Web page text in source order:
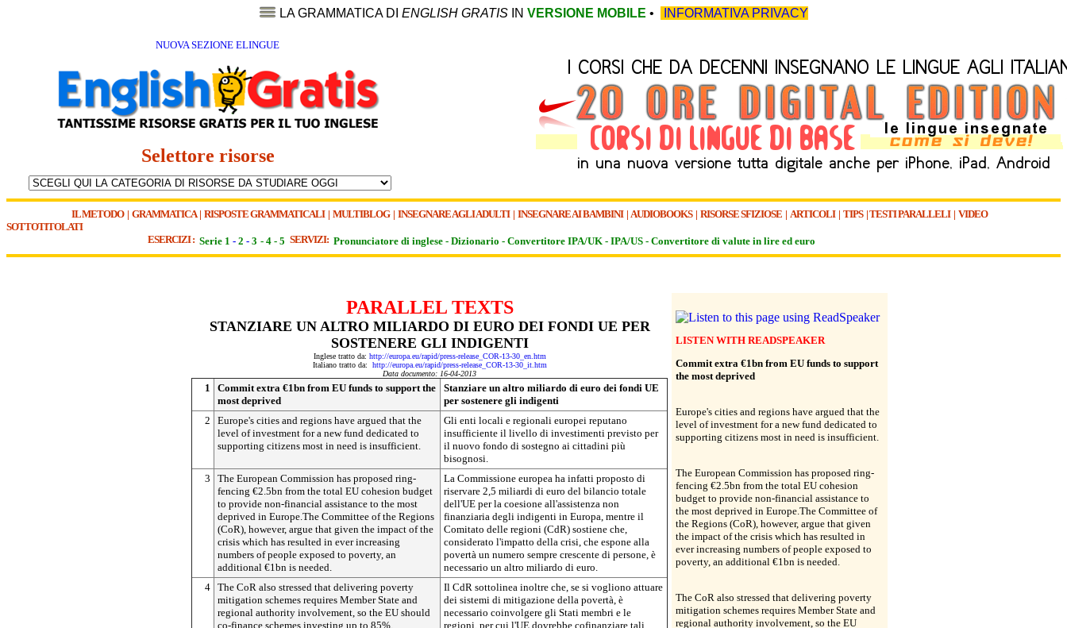
LA GRAMMATICA DI ENGLISH GRATIS IN VERSIONE MOBILE • INFORMATIVA PRIVACY
NUOVA SEZIONE ELINGUE
Selettore risorse
IL METODO| GRAMMATICA| RISPOSTE GRAMMATICALI| MULTIBLOG| INSEGNARE AGLI ADULTI | INSEGNARE AI BAMBINI| AUDIOBOOKS| RISORSE SFIZIOSE | ARTICOLI| TIPS|TESTI PARALLELI| VIDEO
SOTTOTITOLATI
ESERCIZI : Serie 1 - 2 - 3 - 4 - 5 SERVIZI: Pronunciatore di inglese - Dizionario - Convertitore IPA/UK - IPA/US - Convertitore di valute in lire ed euro
PARALLEL TEXTS
STANZIARE UN ALTRO MILIARDO DI EURO DEI FONDI UE PER
SOSTENERE GLI INDIGENTI
Inglese tratto da: http://europa.eu/rapid/press-release_COR-13-30_en.htm
Italiano tratto da: http://europa.eu/rapid/press-release_COR-13-30_it.htm
Data documento: 16-04-2013
1
Commit extra €1bn from EU funds to support the
most deprived
Stanziare un altro miliardo di euro dei fondi UE
per sostenere gli indigenti
2
Europe's cities and regions have argued that the
level of investment for a new fund dedicated to
supporting citizens most in need is insufficient.
Gli enti locali e regionali europei reputano
insufficiente il livello di investimenti previsto per
il nuovo fondo di sostegno ai cittadini più
bisognosi.
3
The European Commission has proposed ring-
fencing €2.5bn from the total EU cohesion budget
to provide non-financial assistance to the most
deprived in Europe.The Committee of the Regions
(CoR), however, argue that given the impact of the
crisis which has resulted in ever increasing
numbers of people exposed to poverty, an
additional €1bn is needed.
La Commissione europea ha infatti proposto di
riservare 2,5 miliardi di euro del bilancio totale
dell'UE per la coesione all'assistenza non
finanziaria degli indigenti in Europa, mentre il
Comitato delle regioni (CdR) sostiene che,
considerato l'impatto della crisi, che espone alla
povertà un numero sempre crescente di persone, è
necessario un altro miliardo di euro.
4 The CoR also stressed that delivering poverty
mitigation schemes requires Member State and
regional authority involvement, so the EU should
co-finance schemes investing up to 85%.
Il CdR sottolinea inoltre che, se si vogliono attuare
dei sistemi di mitigazione della povertà, è
necessario coinvolgere gli Stati membri e le
regioni, per cui l'UE dovrebbe cofinanziare tali
LISTEN WITH READSPEAKER
Commit extra €1bn from EU funds to support
the most deprived
Europe's cities and regions have argued that the
level of investment for a new fund dedicated to
supporting citizens most in need is insufficient.
The European Commission has proposed ring-
fencing €2.5bn from the total EU cohesion
budget to provide non-financial assistance to
the most deprived in Europe.The Committee of
the Regions (CoR), however, argue that given
the impact of the crisis which has resulted in
ever increasing numbers of people exposed to
poverty, an additional €1bn is needed.
The CoR also stressed that delivering poverty
mitigation schemes requires Member State and
regional authority involvement, so the EU